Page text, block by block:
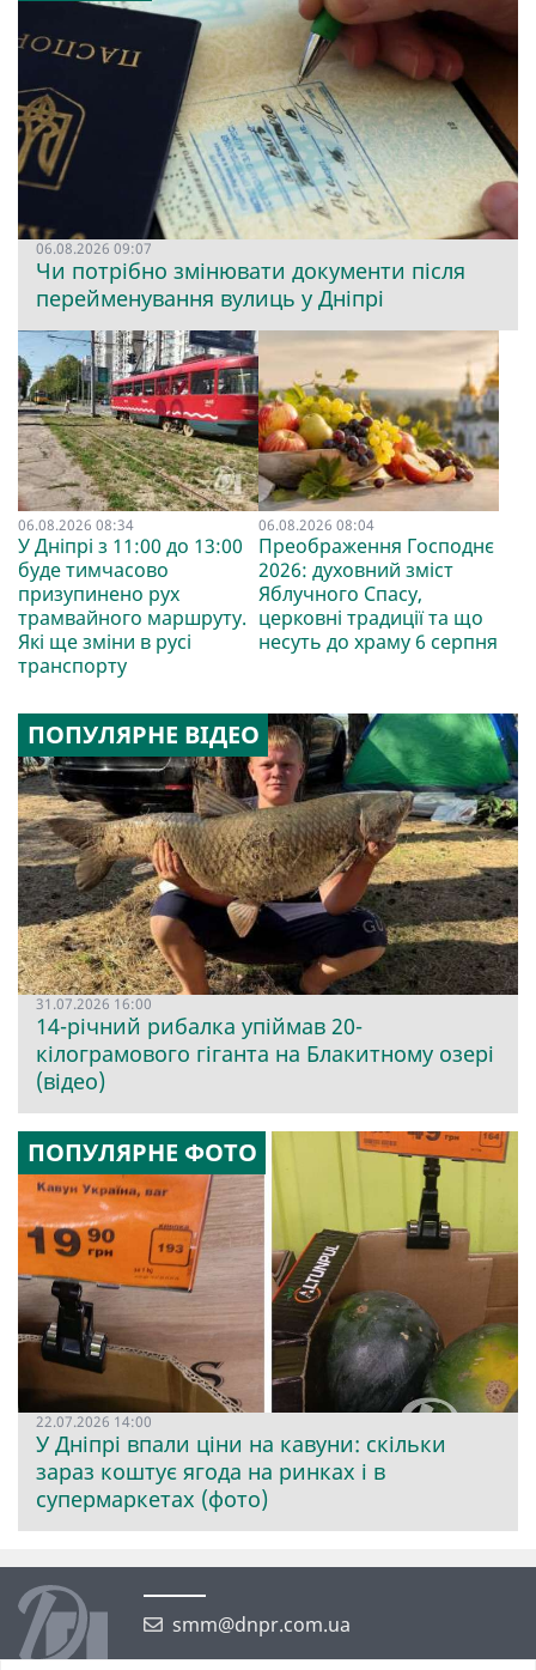
06.08.2026 09:07
Чи потрібно змінювати документи після
перейменування вулиць у Дніпрі
06.08.2026 08:34
У Дніпрі з 11:00 до 13:00
буде тимчасово
призупинено рух
трамвайного маршруту.
Які ще зміни в русі
транспорту
06.08.2026 08:04
Преображення Господнє
2026: духовний зміст
Яблучного Спасу,
церковні традиції та що
несуть до храму 6 серпня
ПОПУЛЯРНЕ ВІДЕО
31.07.2026 16:00
14-річний рибалка упіймав 20-
кілограмового гіганта на Блакитному озері
(відео)
ПОПУЛЯРНЕ ФОТО
22.07.2026 14:00
У Дніпрі впали ціни на кавуни: скільки
зараз коштує ягода на ринках і в
супермаркетах (фото)
smm@dnpr.com.ua